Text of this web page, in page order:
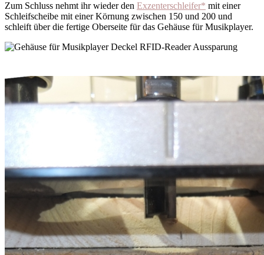
Zum Schluss nehmt ihr wieder den Exzenterschleifer* mit einer
Schleifscheibe mit einer Körnung zwischen 150 und 200 und
schleift über die fertige Oberseite für das Gehäuse für Musikplayer.